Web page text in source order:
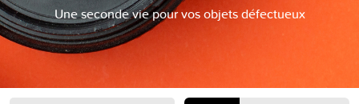
Une seconde vie pour vos objets défectueux